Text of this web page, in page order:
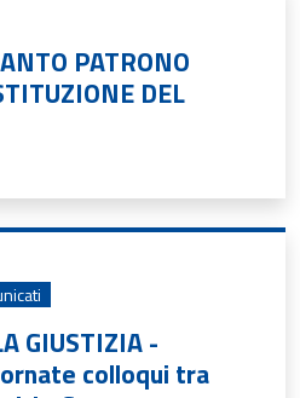
PATRONO
DEL
GIUSTIZIA -
colloqui tra